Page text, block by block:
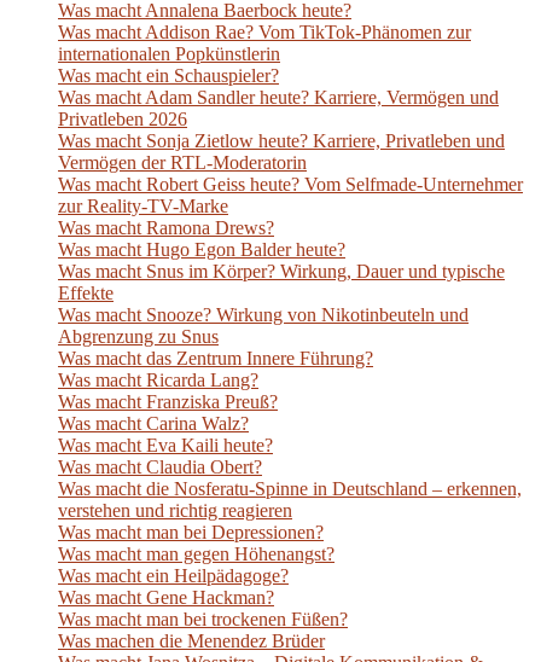
Was macht Annalena Baerbock heute?
Was macht Addison Rae? Vom TikTok-Phänomen zur
internationalen Popkünstlerin
Was macht ein Schauspieler?
Was macht Adam Sandler heute? Karriere, Vermögen und
Privatleben 2026
Was macht Sonja Zietlow heute? Karriere, Privatleben und
Vermögen der RTL-Moderatorin
Was macht Robert Geiss heute? Vom Selfmade-Unternehmer
zur Reality-TV-Marke
Was macht Ramona Drews?
Was macht Hugo Egon Balder heute?
Was macht Snus im Körper? Wirkung, Dauer und typische
Effekte
Was macht Snooze? Wirkung von Nikotinbeuteln und
Abgrenzung zu Snus
Was macht das Zentrum Innere Führung?
Was macht Ricarda Lang?
Was macht Franziska Preuß?
Was macht Carina Walz?
Was macht Eva Kaili heute?
Was macht Claudia Obert?
Was macht die Nosferatu-Spinne in Deutschland – erkennen,
verstehen und richtig reagieren
Was macht man bei Depressionen?
Was macht man gegen Höhenangst?
Was macht ein Heilpädagoge?
Was macht Gene Hackman?
Was macht man bei trockenen Füßen?
Was machen die Menendez Brüder